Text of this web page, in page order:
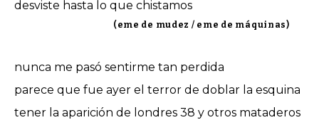
desviste hasta lo que chistamos
(eme de mudez / eme de máquinas)
nunca me pasó sentirme tan perdida
parece que fue ayer el terror de doblar la esquina
tener la aparición de londres 38 y otros mataderos